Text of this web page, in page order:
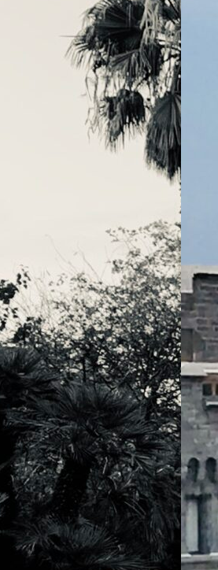
elles le
la mobilité
semaine on
«